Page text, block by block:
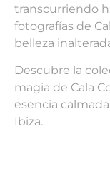
transcurriendo
fotografías de
belleza
Descubre la
magia de Cala
esencia
Ibiza.